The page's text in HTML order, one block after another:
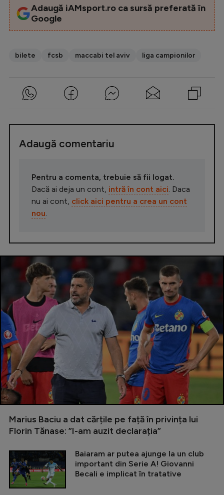
Adaugă iAMsport.ro ca sursă preferată în
Google
bilete fcsb maccabi tel aviv liga campionilor
Adaugă comentariu
Pentru a comenta, trebuie să fii logat.
Dacă ai deja un cont, intră în cont aici . Daca
nu ai cont, click aici pentru a crea un cont
nou
Marius Baciu a dat cărțile pe față în privința lui
Florin Tănase: ”I-am auzit declarația”
Baiaram ar putea ajunge la un club
important din Serie A! Giovanni
Becali e implicat în tratative